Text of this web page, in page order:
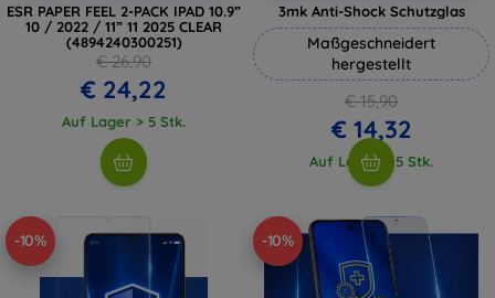
ESR PAPER FEEL 2-PACK IPAD 10.9”
10 / 2022 / 11” 11 2025 CLEAR
(4894240300251)
€ 26,90
€ 24,22
Auf Lager > 5 Stk.
3mk Anti-Shock Schutzglas
Maßgeschneidert
hergestellt
€ 15,90
€ 14,32
Auf Lager > 5 Stk.
-10% -10%